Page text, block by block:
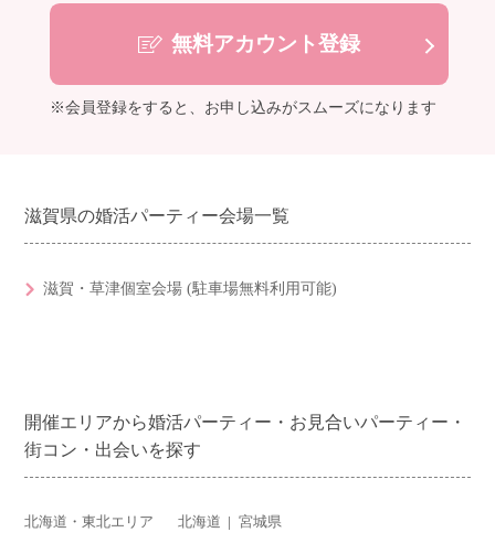
無料アカウント登録
※会員登録をすると、お申し込みがスムーズになります
滋賀県の婚活パーティー会場一覧
滋賀・草津個室会場 (駐車場無料利用可能)
開催エリアから婚活パーティー・お見合いパーティー・
街コン・出会いを探す
北海道・東北エリア 北海道 宮城県